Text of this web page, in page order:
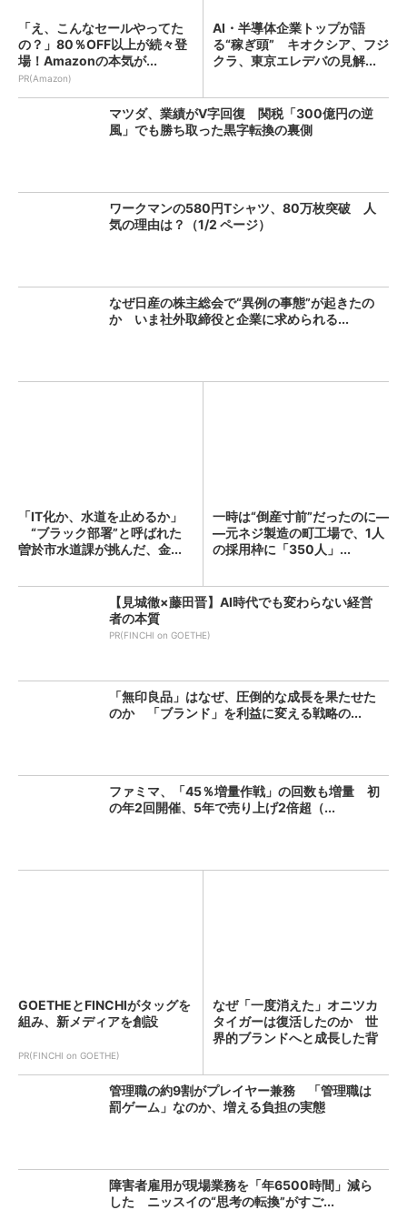
「え、こんなセールやってた
の？」80％OFF以上が続々登
場！Amazonの本気が...
PR(Amazon)
AI・半導体企業トップが語
る“稼ぎ頭” キオクシア、フジ
クラ、東京エレデバの見解...
マツダ、業績がV字回復 関税「300億円の逆
風」でも勝ち取った黒字転換の裏側
ワークマンの580円Tシャツ、80万枚突破 人
気の理由は？（1/2 ページ）
なぜ日産の株主総会で“異例の事態”が起きたの
か いま社外取締役と企業に求められる...
「IT化か、水道を止めるか」
“ブラック部署”と呼ばれた
曽於市水道課が挑んだ、金...
一時は“倒産寸前”だったのに―
―元ネジ製造の町工場で、1人
の採用枠に「350人」...
【見城徹×藤田晋】AI時代でも変わらない経営
者の本質
PR(FINCHI on GOETHE)
「無印良品」はなぜ、圧倒的な成長を果たせた
のか 「ブランド」を利益に変える戦略の...
ファミマ、「45％増量作戦」の回数も増量 初
の年2回開催、5年で売り上げ2倍超（...
GOETHEとFINCHIがタッグを
組み、新メディアを創設
PR(FINCHI on GOETHE)
なぜ「一度消えた」オニツカ
タイガーは復活したのか 世
界的ブランドへと成長した背
管理職の約9割がプレイヤー兼務 「管理職は
罰ゲーム」なのか、増える負担の実態
障害者雇用が現場業務を「年6500時間」減ら
した ニッスイの“思考の転換”がすご...